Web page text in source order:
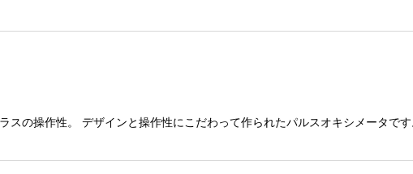
スの操作性。 デザインと操作性にこだわって作られたパルスオキシメータで